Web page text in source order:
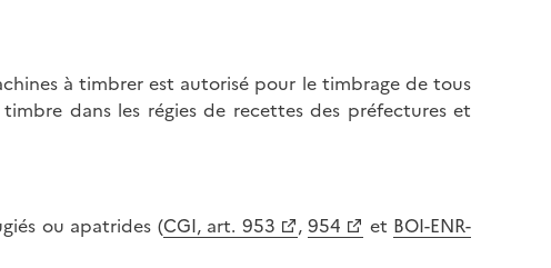
à timbrer est autorisé pour le timbrage de tous
dans les régies de recettes des préfectures et
ou apatrides (CGI, art. 953 , 954 et BOI-ENR-